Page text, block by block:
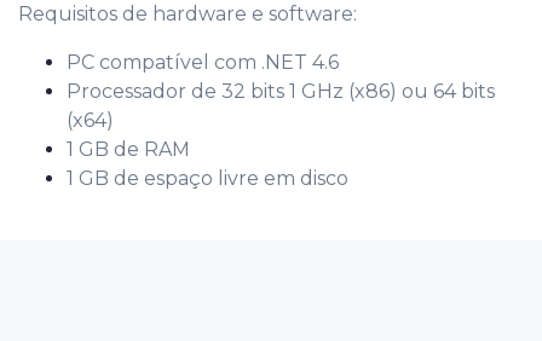
Requisitos de hardware e software:
PC compatível com .NET 4.6
Processador de 32 bits 1 GHz (x86) ou 64 bits
(x64)
1 GB de RAM
1 GB de espaço livre em disco